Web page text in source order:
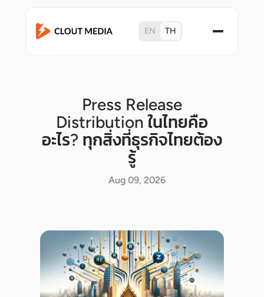
EN TH
Press Release
Distribution ในไทยคือ
อะไร? ทุกสิ่งที่ธุรกิจไทยต้อง
รู้
Aug 09, 2026